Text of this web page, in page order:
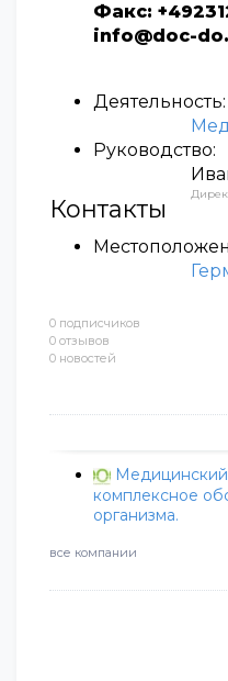
0 подписчиков
0 отзывов
0 новостей
комплексное
организма.
все компании
Факс:
info@doc-
Деятельность:
Руководство:
Контакты